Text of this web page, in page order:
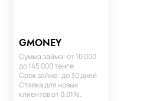
GMONEY
Сумма займа: от 10 000
до 145 000 тенге
Срок займа: до 30 дней
Ставка для новых
клиентов от 0,01%.